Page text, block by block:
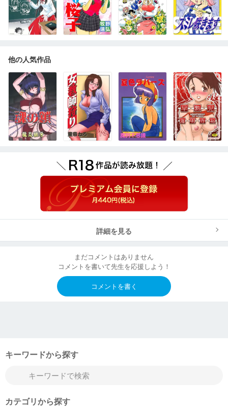
他の人気作品
詳細を見る
まだコメントはありません
コメントを書いて先生を応援しよう！
コメントを書く
キーワードから探す
カテゴリから探す